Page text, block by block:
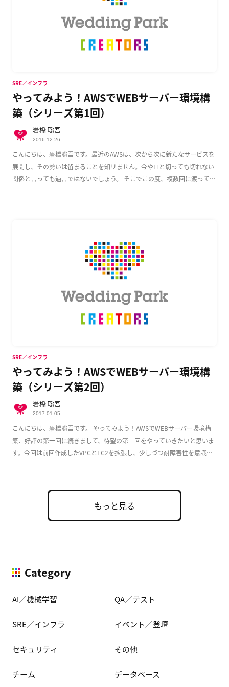
やってみよう！AWSでWEBサーバー環境構
築（シリーズ第1回）
こんにちは、岩橋聡吾です。最近のAWSは、次から次に新たなサービスを
展開し、その勢いは留まることを知リません。今やITと切っても切れない
関係と言っても過言ではないでしょう。 そこでこの度、複数回に渡って
SRE／インフラ
岩橋 聡吾
2016.12.26
やってみよう！AWSでWEBサーバー環境構
築（シリーズ第2回）
こんにちは、岩橋聡吾です。 やってみよう！AWSでWEBサーバー環境構
築、好評の第一回に続きまして、待望の第二回をやっていきたいと思いま
す。今回は前回作成したVPCとEC2を拡張し、少しづつ耐障害性を意識し
SRE／インフラ
岩橋 聡吾
2017.01.05
もっと見る
Category
AI／機械学習 QA／テスト
SRE／インフラ イベント／登壇
セキュリティ その他
チーム データベース